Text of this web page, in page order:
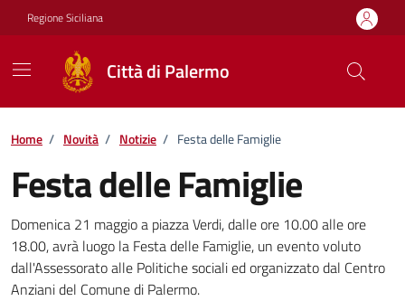
Vai ai contenuti
Vai al footer
Regione Siciliana
Città di Palermo
Home / Novità / Notizie / Festa delle Famiglie
Festa delle Famiglie
Dettagli della notizia
Domenica 21 maggio a piazza Verdi, dalle ore 10.00 alle ore
18.00, avrà luogo la Festa delle Famiglie, un evento voluto
dall'Assessorato alle Politiche sociali ed organizzato dal Centro
Anziani del Comune di Palermo.